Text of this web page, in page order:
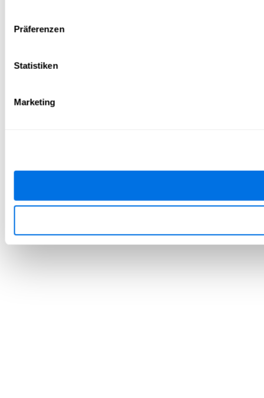
Präferenzen
Statistiken
Marketing